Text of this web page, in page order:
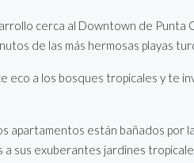
cerca al Downtown de Punta
de las más hermosas playas
eco a los bosques tropicales y te
apartamentos están bañados por
sus exuberantes jardines